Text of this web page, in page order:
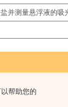
帮助您的
并测量悬浮液的吸
15分钟不用后自动
，符合IP67防